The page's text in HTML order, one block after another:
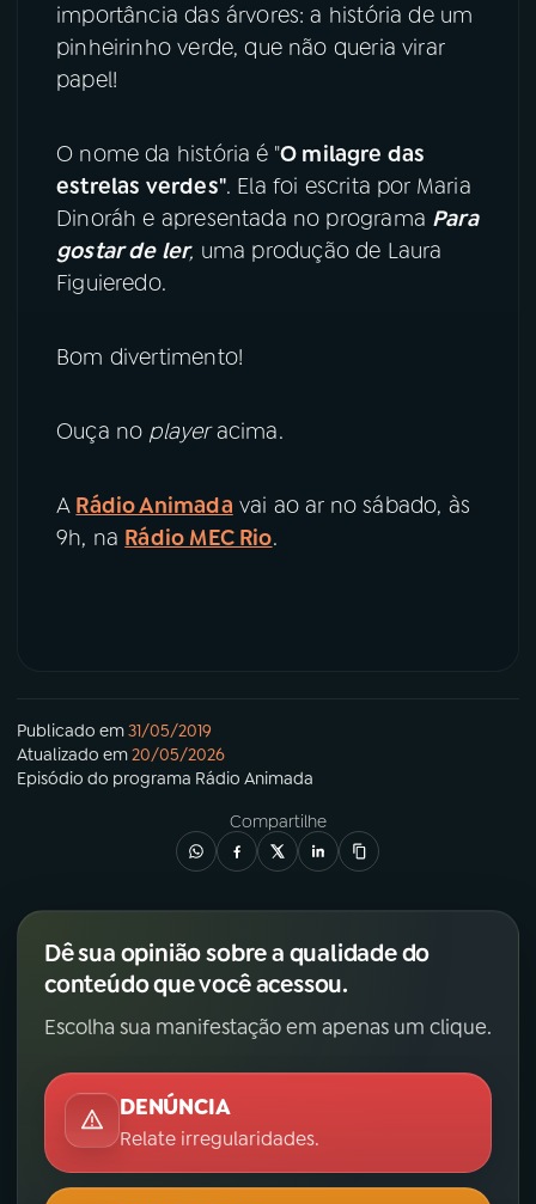
importância das árvores: a história de um
pinheirinho verde, que não queria virar
papel!
O nome da história é "O milagre das
estrelas verdes". Ela foi escrita por Maria
Dinoráh e apresentada no programa Para
gostar de ler, uma produção de Laura
Figuieredo.
Bom divertimento!
Ouça no playeracima.
A Rádio Animada vai ao ar no sábado, às
9h, na Rádio MEC Rio.
Publicado em31/05/2019
Atualizado em20/05/2026
Episódio do programa Rádio Animada
Compartilhe
Dê sua opinião sobre a qualidade do
conteúdo que você acessou.
Escolha sua manifestação em apenas um clique.
DENÚNCIA
Relate irregularidades.